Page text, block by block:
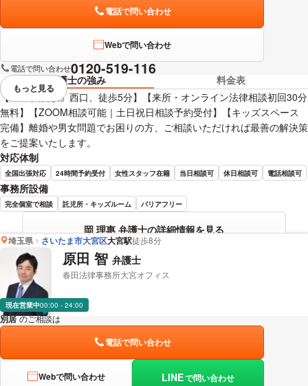
電話で問い合わせ
Webで問い合わせ
電話で問い合わせ0120-519-116
弁護士の強み
料金表
【JR『大宮駅』西口、徒歩5分】【来所・オンライン法律相談初回30分
無料】【ZOOM相談可能｜土日祝日相談予約受付】【キッズスペース
完備】離婚や男女問題でお困りの方、ご相談いただければ最善の解決策
をご提案いたします。
対応体制
全国出張対応 24時間予約受付 女性スタッフ在籍 当日相談可 休日相談可 電話相談可
事務所設備
完全個室で相談 託児所・キッズルーム バリアフリー
岡 理惠 弁護士の詳細情報を見る
視覚的に省略されている要素を
もっと見る
埼玉県 さいたま市大宮区大宮駅徒歩8分
原田 智 弁護士
春田法律事務所大宮オフィス
現在営業中00:00 - 24:00
別居 のご相談は
電話で問い合わせ
Webで問い合わせ LINEで問い合わせ